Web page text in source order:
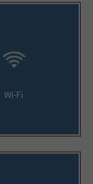
Wi-Fi